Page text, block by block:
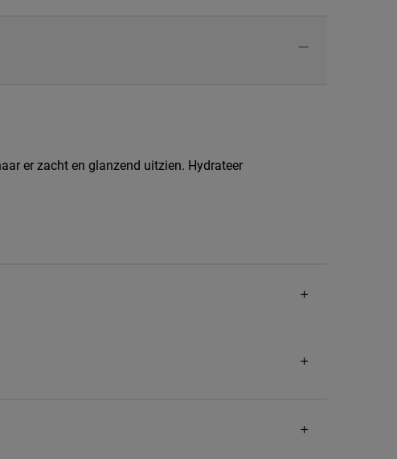
er zacht en glanzend uitzien. Hydrateer